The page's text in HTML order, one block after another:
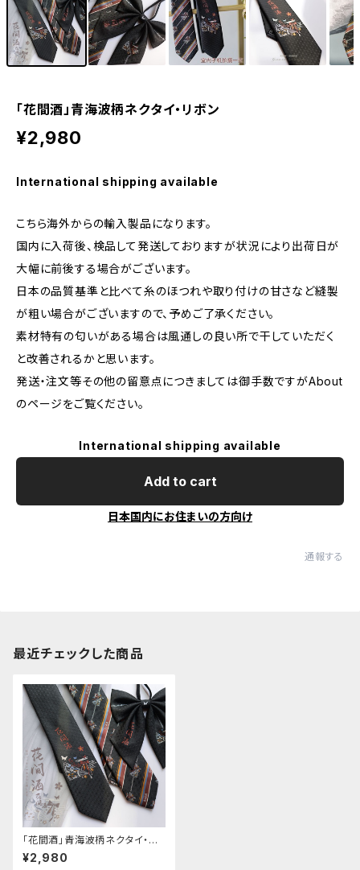
「花間酒」青海波柄ネクタイ・リボン
¥2,980
International shipping available
こちら海外からの輸入製品になります。
国内に入荷後、検品して発送しておりますが状況により出荷日が
大幅に前後する場合がございます。
日本の品質基準と比べて糸のほつれや取り付けの甘さなど縫製
が粗い場合がございますので、予めご了承ください。
素材特有の匂いがある場合は風通しの良い所で干していただく
と改善されるかと思います。
発送・注文等その他の留意点につきましては御手数ですがAbout
のページをご覧ください。
International shipping available
Add to cart
日本国内にお住まいの方向け
通報する
最近チェックした商品
「花間酒」青海波柄ネクタイ・リ
ボン
¥2,980